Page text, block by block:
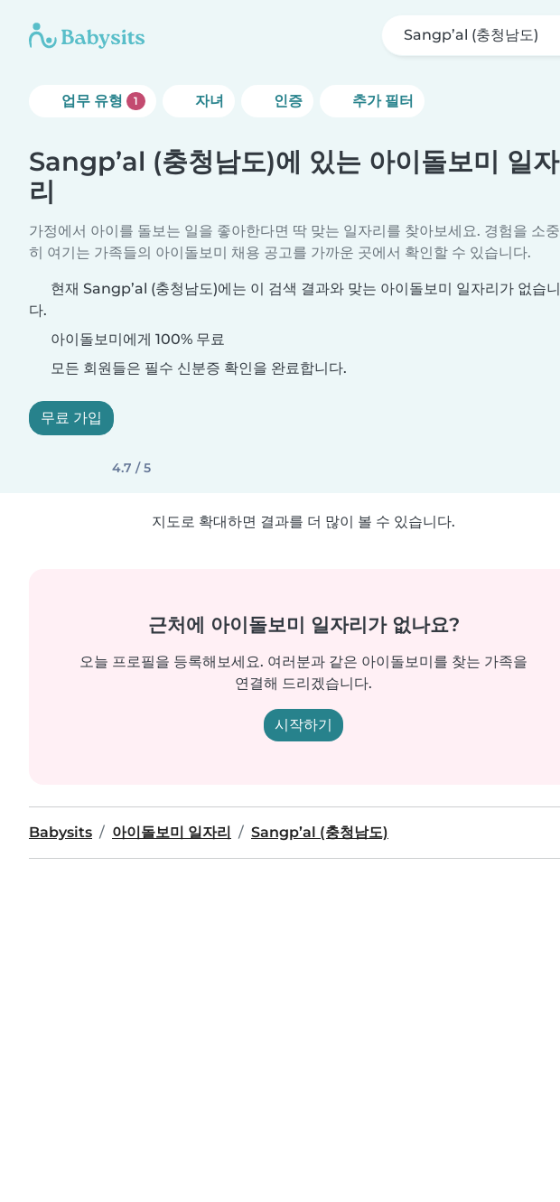
Sangp’al (충청남도)
업무 유형 1 자녀 인증 추가 필터
Sangp’al (충청남도)에 있는 아이돌보미 일자
리
가정에서 아이를 돌보는 일을 좋아한다면 딱 맞는 일자리를 찾아보세요. 경험을 소중
히 여기는 가족들의 아이돌보미 채용 공고를 가까운 곳에서 확인할 수 있습니다.
현재 Sangp’al (충청남도)에는 이 검색 결과와 맞는 아이돌보미 일자리가 없습니
다.
아이돌보미에게 100% 무료
모든 회원들은 필수 신분증 확인을 완료합니다.
무료 가입
4.7 / 5
지도로 확대하면 결과를 더 많이 볼 수 있습니다.
근처에 아이돌보미 일자리가 없나요?
오늘 프로필을 등록해보세요. 여러분과 같은 아이돌보미를 찾는 가족을
연결해 드리겠습니다.
시작하기
Babysits 아이돌보미 일자리 Sangp’al (충청남도)